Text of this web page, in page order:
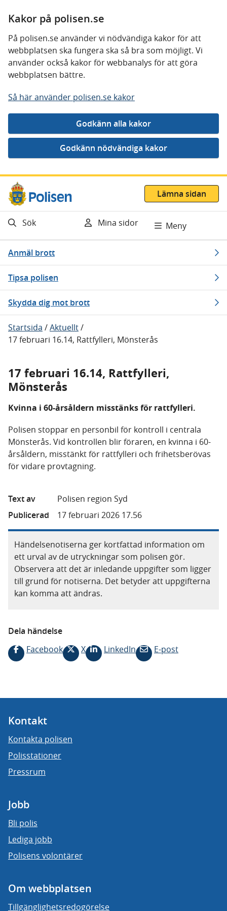
Kakor på polisen.se
På polisen.se använder vi nödvändiga kakor för att
webbplatsen ska fungera ska så bra som möjligt. Vi
använder också kakor för webbanalys för att göra
webbplatsen bättre.
Så här använder polisen.se kakor
Gå direkt till innehåll
Lämna sidan
Sök Mina sidor Meny
Anmäl brott
Tipsa polisen
Skydda dig mot brott
Startsida /Aktuellt/
17 februari 16.14, Rattfylleri, Mönsterås
17 februari 16.14, Rattfylleri,
Mönsterås
Kvinna i 60-årsåldern misstänks för rattfylleri.
Polisen stoppar en personbil för kontroll i centrala
Mönsterås. Vid kontrollen blir föraren, en kvinna i 60-
årsåldern, misstänkt för rattfylleri och frihetsberövas
för vidare provtagning.
Text av
Polisen region Syd
Publicerad
17 februari 2026 17.56
Händelsenotiserna ger kortfattad information om
ett urval av de utryckningar som polisen gör.
Observera att det är inledande uppgifter som ligger
till grund för notiserna. Det betyder att uppgifterna
kan komma att ändras.
Dela händelse
Facebook
X LinkedIn E-post
Kontakt
Kontakta polisen
Polisstationer
Pressrum
Jobb
Bli polis
Lediga jobb
Polisens volontärer
Om webbplatsen
Tillgänglighetsredogörelse